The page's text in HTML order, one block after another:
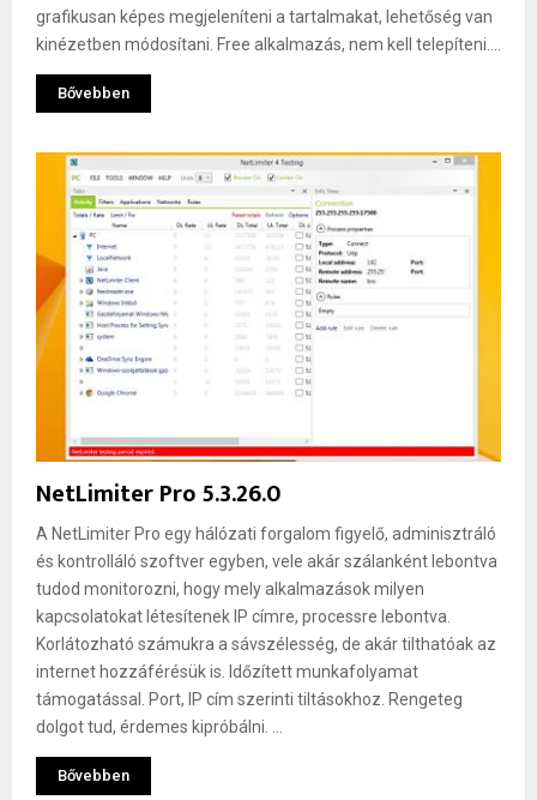
grafikusan képes megjeleníteni a tartalmakat, lehetőség van
kinézetben módosítani. Free alkalmazás, nem kell telepíteni....
Bővebben
NetLimiter Pro 5.3.26.0
A NetLimiter Pro egy hálózati forgalom figyelő, adminisztráló
és kontrolláló szoftver egyben, vele akár szálanként lebontva
tudod monitorozni, hogy mely alkalmazások milyen
kapcsolatokat létesítenek IP címre, processre lebontva.
Korlátozható számukra a sávszélesség, de akár tilthatóak az
internet hozzáférésük is. Időzített munkafolyamat
támogatással. Port, IP cím szerinti tiltásokhoz. Rengeteg
dolgot tud, érdemes kipróbálni. ...
Bővebben